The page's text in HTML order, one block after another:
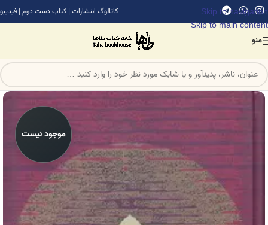
Skip to navigation
Skip to main content
کاتالوگ انتشارات | کتاب دست دوم | فیدیبو
منو
موجود نیست